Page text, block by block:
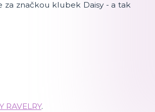
značkou klubek Daisy - a tak
RAVELRY.